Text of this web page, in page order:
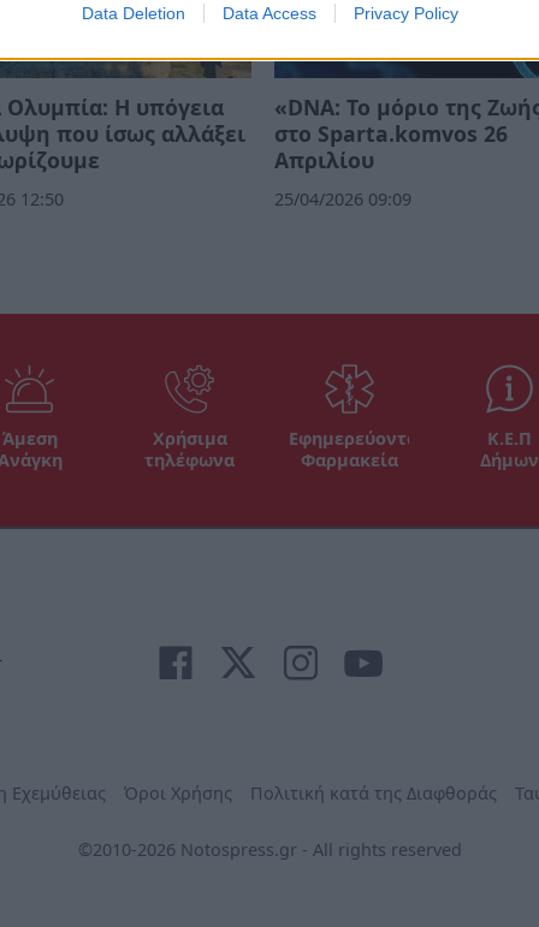
Data Deletion Data Access Privacy Policy
Ολυμπία: Η υπόγεια
που ίσως αλλάξει
12:50
«DNA: Το μόριο της
στο Sparta.komvos 26
Απριλίου
25/04/2026 09:09
Άμεση
Χρήσιμα
τηλέφωνα
Εφημερεύοντα
Φαρμακεία
Κ.Ε.Π
Δήμων
Εχεμύθειας Όροι Χρήσης Πολιτική κατά της Διαφθοράς
©2010-2026 Notospress.gr - All rights reserved